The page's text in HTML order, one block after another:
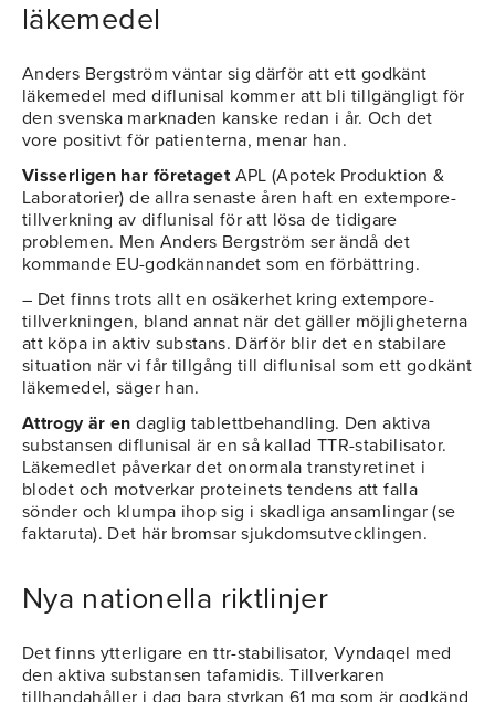
läkemedel
Anders Bergström väntar sig därför att ett godkänt
läkemedel med diflunisal kommer att bli tillgängligt för
den svenska marknaden kanske redan i år. Och det
vore positivt för patienterna, menar han.
Visserligen har företagetAPL (Apotek Produktion &
Laboratorier) de allra senaste åren haft en extempore-
tillverkning av diflunisal för att lösa de tidigare
problemen. Men Anders Bergström ser ändå det
kommande EU-godkännandet som en förbättring.
– Det finns trots allt en osäkerhet kring extempore-
tillverkningen, bland annat när det gäller möjligheterna
att köpa in aktiv substans. Därför blir det en stabilare
situation när vi får tillgång till diflunisal som ett godkänt
läkemedel, säger han.
Attrogy är en daglig tablettbehandling. Den aktiva
substansen diflunisal är en så kallad TTR-stabilisator.
Läkemedlet påverkar det onormala transtyretinet i
blodet och motverkar proteinets tendens att falla
sönder och klumpa ihop sig i skadliga ansamlingar (se
faktaruta). Det här bromsar sjukdomsutvecklingen.
Nya nationella riktlinjer
Det finns ytterligare en ttr-stabilisator, Vyndaqel med
den aktiva substansen tafamidis. Tillverkaren